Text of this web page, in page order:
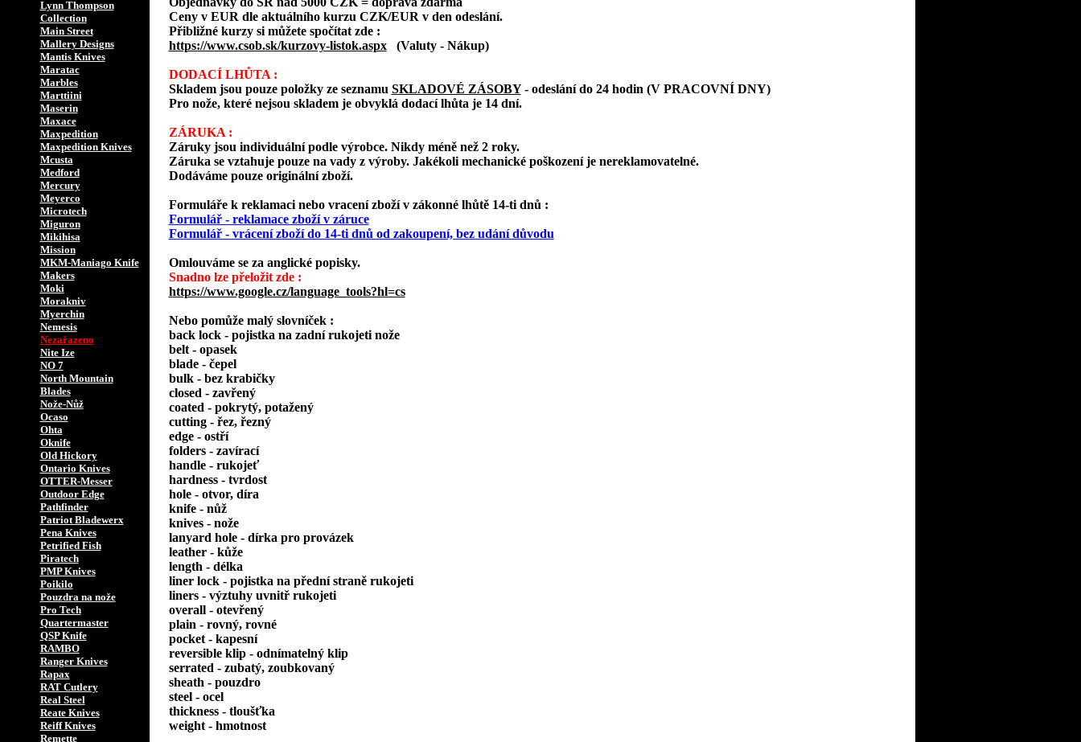
Lynn Thompson
Collection
Main Street
Mallery Designs
Mantis Knives
Maratac
Marbles
Marttiini
Maserin
Maxace
Maxpedition
Maxpedition Knives
Mcusta
Medford
Mercury
Meyerco
Microtech
Miguron
Mikihisa
Mission
MKM-Maniago Knife
Makers
Moki
Morakniv
Myerchin
Nemesis
Nezařazeno
Nite Ize
NO 7
North Mountain
Blades
Nože-Nůž
Ocaso
Ohta
Oknife
Old Hickory
Ontario Knives
OTTER-Messer
Outdoor Edge
Pathfinder
Patriot Bladewerx
Pena Knives
Petrified Fish
Piratech
PMP Knives
Poikilo
Pouzdra na nože
Pro Tech
Quartermaster
QSP Knife
RAMBO
Ranger Knives
Rapax
RAT Cutlery
Real Steel
Reate Knives
Reiff Knives
Remette
Ceny v EUR dle aktuálního kurzu CZK/EUR v den odeslání.
Přibližné kurzy si můžete spočítat zde :
https://www.csob.sk/kurzovy-listok.aspx
(Valuty - Nákup)
DODACÍ LHŮTA :
Skladem jsou pouze položky ze seznamu SKLADOVÉ ZÁSOBY - odeslání do 24 hodin (V PRACOVNÍ DNY)
Pro nože, které nejsou skladem je obvyklá dodací lhůta je 14 dní.
ZÁRUKA :
Záruky jsou individuální podle výrobce. Nikdy méně než 2 roky.
Záruka se vztahuje pouze na vady z výroby. Jakékoli mechanické poškození je nereklamovatelné.
Dodáváme pouze originální zboží.
Formuláře k reklamaci nebo vracení zboží v zákonné lhůtě 14-ti dnů :
Formulář - reklamace zboží v záruce
Formulář - vrácení zboží do 14-ti dnů od zakoupení, bez udání důvodu
Omlouváme se za anglické popisky.
Snadno lze přeložit zde :
https://www.google.cz/language_tools?hl=cs
Nebo pomůže malý slovníček :
back lock - pojistka na zadní rukojeti nože
belt - opasek
blade - čepel
bulk - bez krabičky
closed - zavřený
coated - pokrytý, potažený
cutting - řez, řezný
edge - ostří
folders - zavírací
handle - rukojeť
hardness - tvrdost
hole - otvor, díra
knife - nůž
knives - nože
lanyard hole - dírka pro provázek
leather - kůže
length - délka
liner lock - pojistka na přední straně rukojeti
liners - výztuhy uvnitř rukojeti
overall - otevřený
plain - rovný, rovné
pocket - kapesní
reversible klip - odnímatelný klip
serrated - zubatý, zoubkovaný
sheath - pouzdro
steel - ocel
thickness - tloušťka
weight - hmotnost